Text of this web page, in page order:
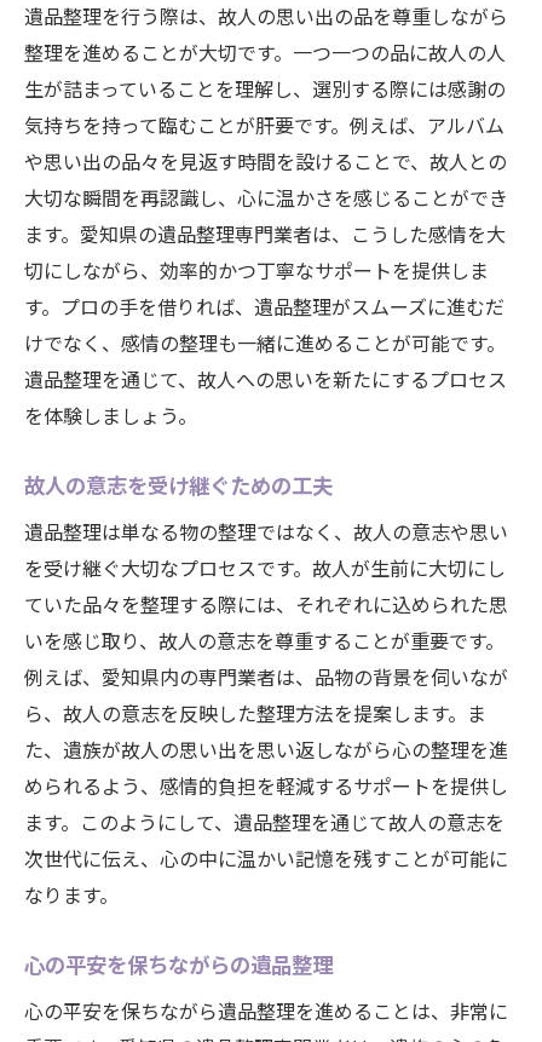
遺品整理を行う際は、故人の思い出の品を尊重しながら
整理を進めることが大切です。一つ一つの品に故人の人
生が詰まっていることを理解し、選別する際には感謝の
気持ちを持って臨むことが肝要です。例えば、アルバム
や思い出の品々を見返す時間を設けることで、故人との
大切な瞬間を再認識し、心に温かさを感じることができ
ます。愛知県の遺品整理専門業者は、こうした感情を大
切にしながら、効率的かつ丁寧なサポートを提供しま
す。プロの手を借りれば、遺品整理がスムーズに進むだ
けでなく、感情の整理も一緒に進めることが可能です。
遺品整理を通じて、故人への思いを新たにするプロセス
を体験しましょう。
故人の意志を受け継ぐための工夫
遺品整理は単なる物の整理ではなく、故人の意志や思い
を受け継ぐ大切なプロセスです。故人が生前に大切にし
ていた品々を整理する際には、それぞれに込められた思
いを感じ取り、故人の意志を尊重することが重要です。
例えば、愛知県内の専門業者は、品物の背景を伺いなが
ら、故人の意志を反映した整理方法を提案します。ま
た、遺族が故人の思い出を思い返しながら心の整理を進
められるよう、感情的負担を軽減するサポートを提供し
ます。このようにして、遺品整理を通じて故人の意志を
次世代に伝え、心の中に温かい記憶を残すことが可能に
なります。
心の平安を保ちながらの遺品整理
心の平安を保ちながら遺品整理を進めることは、非常に